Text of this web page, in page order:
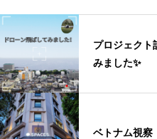
プロジェクト
みました✨
ベトナム視察